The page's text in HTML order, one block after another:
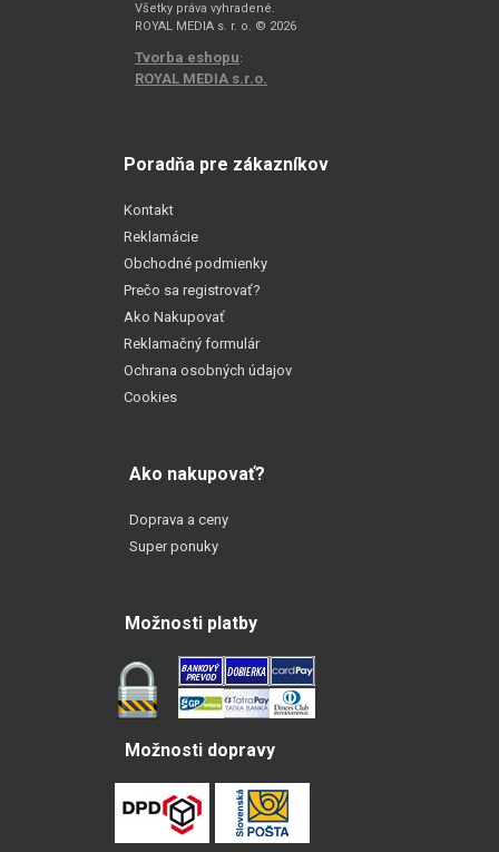
Všetky práva vyhradené.
ROYAL MEDIA s. r. o. © 2026
Tvorba eshopu:
ROYAL MEDIA s.r.o.
Poradňa pre zákazníkov
Kontakt
Reklamácie
Obchodné podmienky
Prečo sa registrovať?
Ako Nakupovať
Reklamačný formulár
Ochrana osobných údajov
Cookies
Ako nakupovať?
Doprava a ceny
Super ponuky
Možnosti platby
Možnosti dopravy